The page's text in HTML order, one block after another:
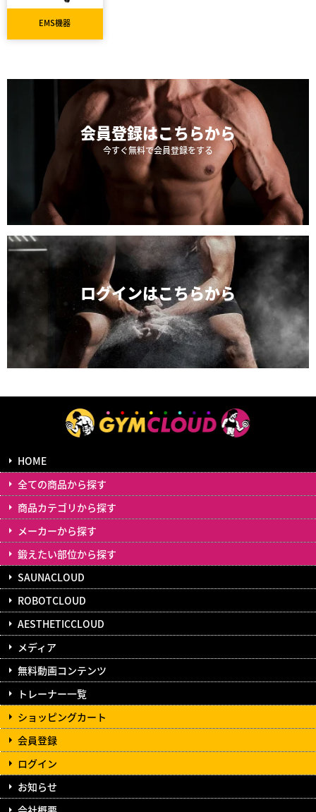
EMS機器
会員登録はこちらから
今すぐ無料で会員登録をする
ログインはこちらから
HOME
全ての商品から探す
商品カテゴリから探す
メーカーから探す
鍛えたい部位から探す
SAUNACLOUD
ROBOTCLOUD
AESTHETICCLOUD
メディア
無料動画コンテンツ
トレーナー一覧
ショッピングカート
会員登録
ログイン
お知らせ